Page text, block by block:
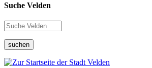
Suche Velden
suchen